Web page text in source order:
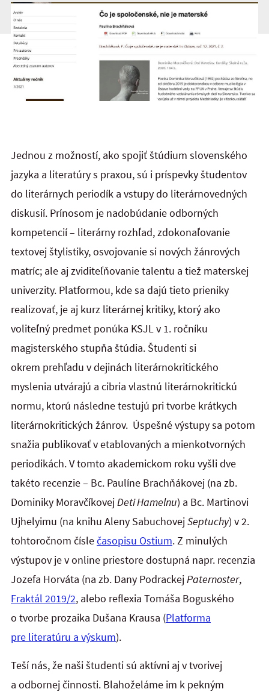
Jednou z možností, ako spojiť štúdium slovenského
jazyka a literatúry s praxou, sú i príspevky študentov
do literárnych periodík a vstupy do literárnovedných
diskusií. Prínosom je nadobúdanie odborných
kompetencií – literárny rozhľad, zdokonaľovanie
textovej štylistiky, osvojovanie si nových žánrových
matríc; ale aj zviditeľňovanie talentu a tiež materskej
univerzity. Platformou, kde sa dajú tieto prieniky
realizovať, je aj kurz literárnej kritiky, ktorý ako
voliteľný predmet ponúka KSJL v 1. ročníku
magisterského stupňa štúdia. Študenti si
okrem prehľadu v dejinách literárnokritického
myslenia utvárajú a cibria vlastnú literárnokritickú
normu, ktorú následne testujú pri tvorbe krátkych
literárnokritických žánrov. Úspešné výstupy sa potom
snažia publikovať v etablovaných a mienkotvorných
periodikách. V tomto akademickom roku vyšli dve
takéto recenzie – Bc. Paulíne Brachňákovej (na zb.
Dominiky MoravčíkovejDeti Hamelnu) a Bc. Martinovi
Ujhelyimu (na knihu Aleny SabuchovejŠeptuchy) v 2.
tohtoročnom číslečasopisu Ostium. Z minulých
výstupov je v online priestore dostupná napr. recenzia
Jozefa Horváta (na zb. Dany PodrackejPaternoster,
Fraktál 2019/2, alebo reflexia Tomáša Boguského
o tvorbe prozaika Dušana Krausa (Platforma
pre literatúru a výskum).
Teší nás, že naši študenti sú aktívni aj v tvorivej
a odbornej činnosti. Blahoželáme im k pekným